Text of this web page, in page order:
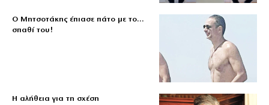
Ο Μητσοτάκης έπιασε πάτο με το…
σπαθί του!
Η αλήθεια για τη σχέση